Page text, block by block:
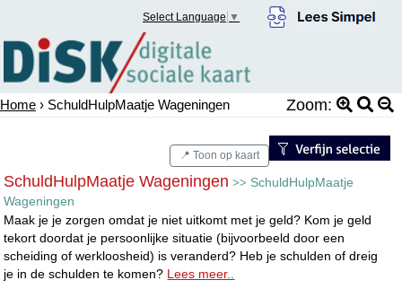
Select Language ▼
Home › SchuldHulpMaatje Wageningen Zoom:
📍 Toon op kaart
SchuldHulpMaatje Wageningen >> SchuldHulpMaatje
Wageningen
Maak je je zorgen omdat je niet uitkomt met je geld? Kom je geld
tekort doordat je persoonlijke situatie (bijvoorbeeld door een
scheiding of werkloosheid) is veranderd? Heb je schulden of dreig
je in de schulden te komen? Lees meer..